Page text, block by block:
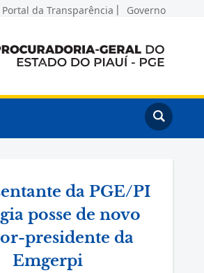
Portal da Transparência Governo
da PGE/PI
posse de novo
presidente da
Emgerpi